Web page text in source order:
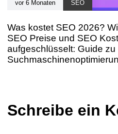
vor 6 Monaten SEO
Was kostet SEO 2026?
SEO Preise und SEO
aufgeschlüsselt: Guide zu
Schreibe ein